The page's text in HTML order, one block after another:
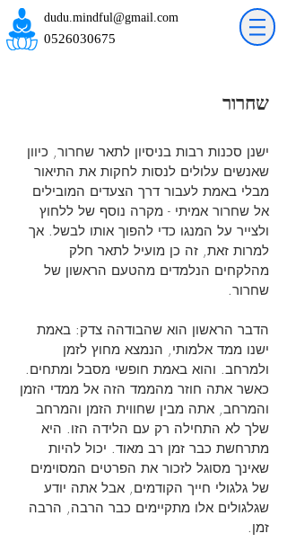
dudu.mindful@gmail.com
0526030675
שחרור
ישנן סכנות רבות בניסיון לתאר שחרור, כיוון
שאנשים עלולים לנסות לחקות את התיאור
מבלי באמת לעבור דרך הצעדים המובילים
אל שחרור אמיתי - מקרה נוסף של ללחוץ
ולצייר על המנגו כדי להפוך אותו לבשל. אך
למרות זאת, זה כן מועיל לתאר חלק
מהלקחים הנלמדים מהטעם הראשון של
שחרור.
הדבר הראשון הוא שהבודהה צדק: באמת
ישנו ממד אלמותי, הנמצא מחוץ לזמן
ולמרחב. והוא באמת חופשי מסבל ומתחים.
כאשר אתה חוזר מהממד הזה אל ממדי הזמן
והמרחב, אתה מבין שחווית הזמן והמרחב
שלך לא התחילה רק עם הלידה הזו. היא
מתרחשת כבר זמן רב מאוד. יכול להיות
שאינך מסוגל לזכור את הפרטים המסוימים
של גלגולי חייך הקודמים, אבל אתה יודע
שגלגולים אלו מתקיימים כבר הרבה, הרבה
זמן.